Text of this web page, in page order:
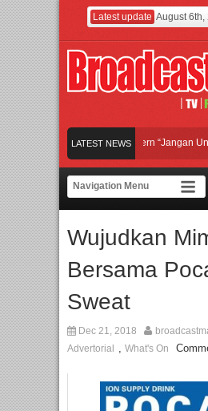
Latest update August 6th,
LATEST NEWS
Afan Hadirkan Hipdut Modern “Jangan Ungkit-
Rayakan Perpaduan Warisan Dan Semangat
Twilite Orchestra Presents The Beatles &
Wujudkan
Bersama
Sweat
Dec 21, 2018
Advertorial
, What's On